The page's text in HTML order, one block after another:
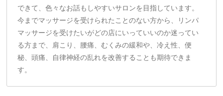
できて、色々なお話もしやすいサロンを目指しています。
今までマッサージを受けられたことのない方から、リンパ
マッサージを受けたいがどの店にいっていいのか迷ってい
る方まで、肩こり、腰痛、むくみの緩和や、冷え性、便
秘、頭痛、自律神経の乱れを改善することも期待できま
す。